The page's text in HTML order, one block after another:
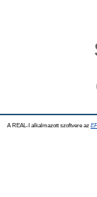
A REAL-I alkalmazott szoftvere az